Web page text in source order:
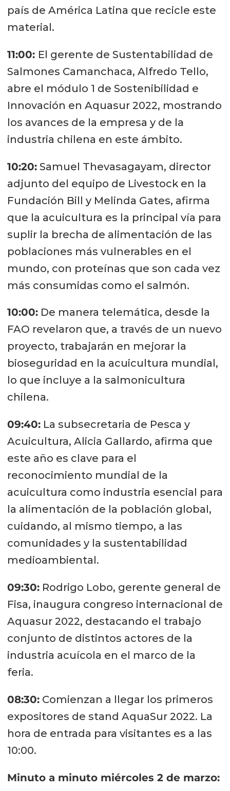
país de América Latina que recicle este
material.
11:00: El gerente de Sustentabilidad de
Salmones Camanchaca, Alfredo Tello,
abre el módulo 1 de Sostenibilidad e
Innovación en Aquasur 2022, mostrando
los avances de la empresa y de la
industria chilena en este ámbito.
10:20:Samuel Thevasagayam, director
adjunto del equipo de Livestock en la
Fundación Bill y Melinda Gates, afirma
que la acuicultura es la principal vía para
suplir la brecha de alimentación de las
poblaciones más vulnerables en el
mundo, con proteínas que son cada vez
más consumidas como el salmón.
10:00:De manera telemática, desde la
FAO revelaron que, a través de un nuevo
proyecto, trabajarán en mejorar la
bioseguridad en la acuicultura mundial,
lo que incluye a la salmonicultura
chilena.
09:40:La subsecretaria de Pesca y
Acuicultura, Alicia Gallardo, afirma que
este año es clave para el
reconocimiento mundial de la
acuicultura como industria esencial para
la alimentación de la población global,
cuidando, al mismo tiempo, a las
comunidades y la sustentabilidad
medioambiental.
09:30:Rodrigo Lobo, gerente general de
Fisa, inaugura congreso internacional de
Aquasur 2022, destacando el trabajo
conjunto de distintos actores de la
industria acuícola en el marco de la
feria.
08:30:Comienzan a llegar los primeros
expositores de stand AquaSur 2022. La
hora de entrada para visitantes es a las
10:00.
Minuto a minuto miércoles 2 de marzo: